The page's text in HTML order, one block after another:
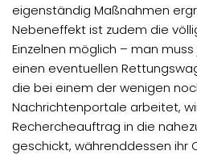
eigenständig Maßnahmen
Nebeneffekt ist zudem die
Einzelnen möglich – man
einen eventuellen
die bei einem der wenigen
Nachrichtenportale arbeitet,
Rechercheauftrag in die
geschickt, währenddessen ihr